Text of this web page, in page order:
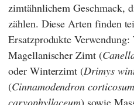
zimtähnlichem Geschmack,
zählen. Diese Arten finden
Ersatzprodukte Verwendung:
Magellanischer Zimt (
oder Winterzimt (Drimys
(Cinnamodendron corticosum